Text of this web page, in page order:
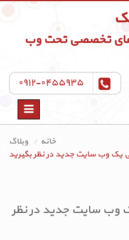
تخصصی تحت وب
۰۹۱۲-۰۴۵۵۹۳۵
Toggle
خانه
وبلاگ
وب سایت جدید در نظر